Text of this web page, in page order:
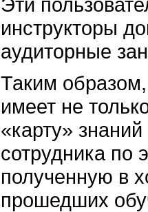
инструкторы
аудиторные
Таким
имеет не
«карту»
сотрудника по
полученную в
прошедших